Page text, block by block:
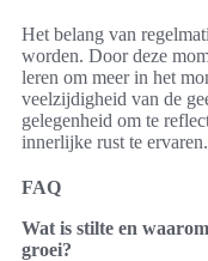
Het belang van
worden. Door deze
leren om meer in het
veelzijdigheid van de
gelegenheid om te
innerlijke rust te ervaren.
FAQ
Wat is stilte en
groei?